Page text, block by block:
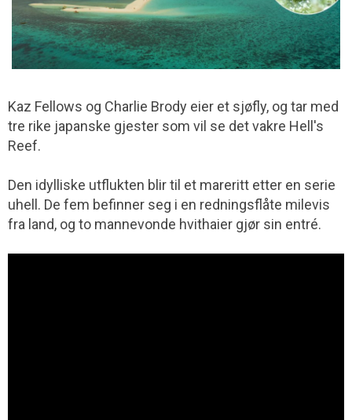
Kaz Fellows og Charlie Brody eier et sjøfly, og tar med
tre rike japanske gjester som vil se det vakre Hell's
Reef.
Den idylliske utflukten blir til et mareritt etter en serie
uhell. De fem befinner seg i en redningsflåte milevis
fra land, og to manne­vonde hvithaier gjør sin entré.